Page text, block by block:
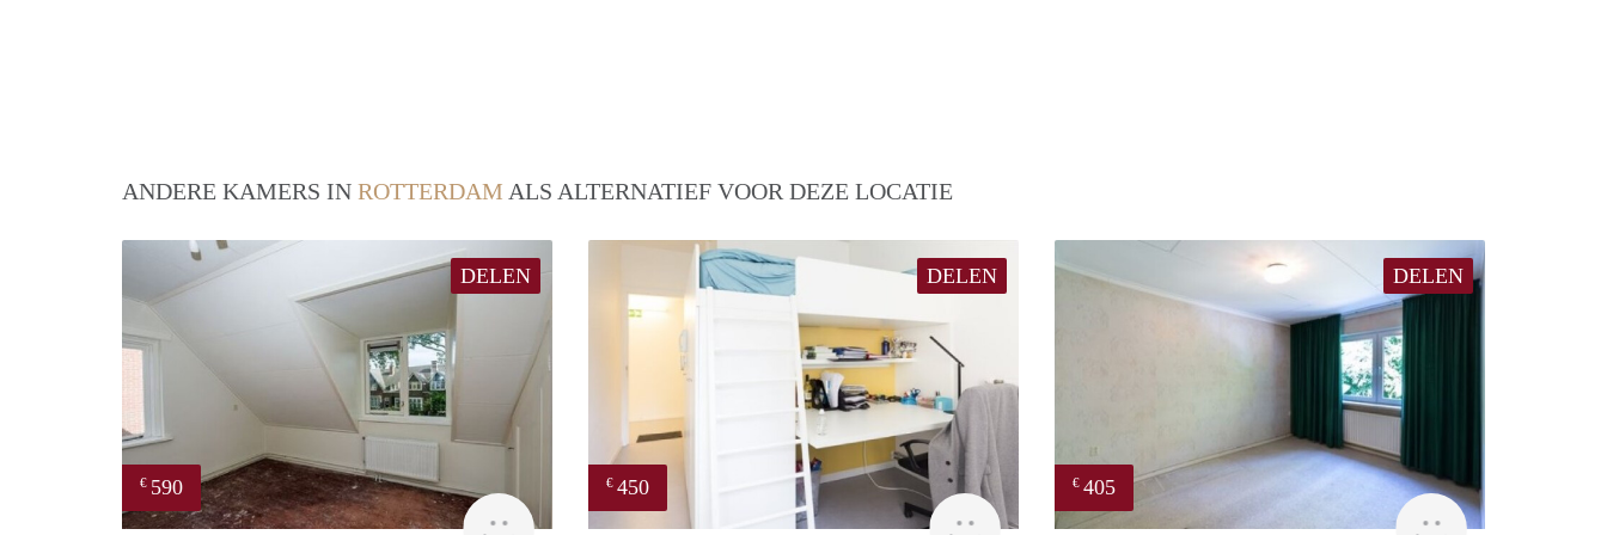
ANDERE KAMERS IN ROTTERDAM ALS ALTERNATIEF VOOR DEZE LOCATIE
DELEN
€ 590
DELEN
€ 450
finder
DELEN
€ 405
finder